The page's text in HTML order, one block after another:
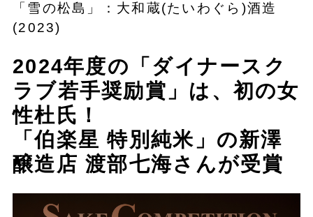
「雪の松島」：大和蔵(たいわぐら)酒造
(2023)
2024年度の「ダイナースク
ラブ若手奨励賞」は、初の女
性杜氏！
「伯楽星 特別純米」の新澤
醸造店 渡部七海さんが受賞